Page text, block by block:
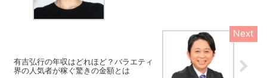
有吉弘行の年収はどれほど？バラエティ
界の人気者が稼ぐ驚きの金額とは